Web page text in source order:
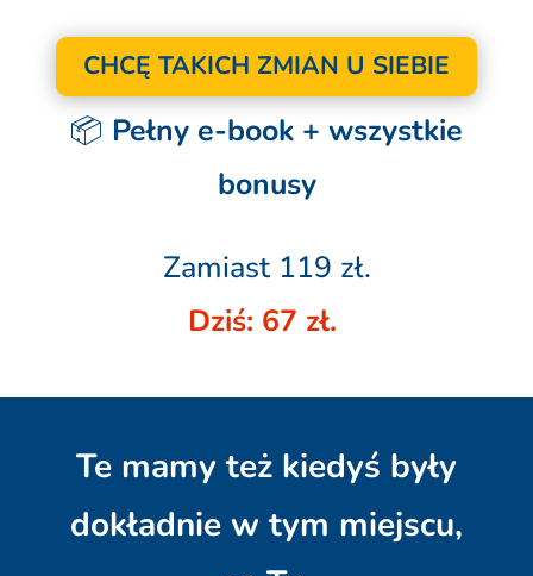
CHCĘ TAKICH ZMIAN U SIEBIE
📦 Pełny e-book + wszystkie
bonusy
Zamiast 119 zł.
Dziś: 67 zł.
Te mamy też kiedyś były
dokładnie w tym miejscu,